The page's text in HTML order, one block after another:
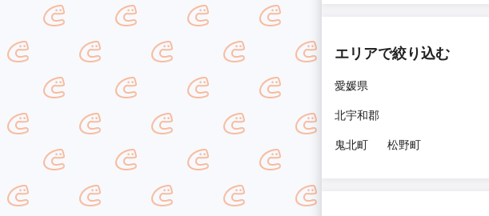
エリアで絞り込む
愛媛県
北宇和郡
鬼北町
松野町